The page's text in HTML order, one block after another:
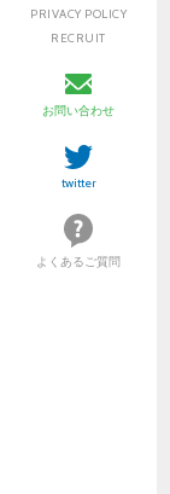
PRIVACY POLICY
RECRUIT
お問い合わせ
twitter
よくあるご質問